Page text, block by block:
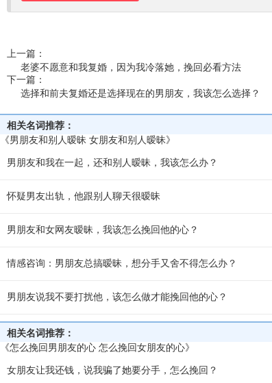
上一篇：
老婆不愿意和我复婚，因为我冷落她，挽回必看方法
下一篇：
选择和前夫复婚还是选择现在的男朋友，我该怎么选择？
相关名词推荐：
《男朋友和别人暧昧 女朋友和别人暧昧》
男朋友和我在一起，还和别人暧昧，我该怎么办？
怀疑男友出轨，他跟别人聊天很暧昧
男朋友和女网友暧昧，我该怎么挽回他的心？
情感咨询：男朋友总搞暧昧，想分手又舍不得怎么办？
男朋友说我不要打扰他，该怎么做才能挽回他的心？
相关名词推荐：
《怎么挽回男朋友的心 怎么挽回女朋友的心》
女朋友让我还钱，说我骗了她要分手，怎么挽回？